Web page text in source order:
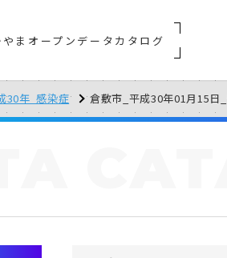
やまオープンデータカタログ
30年_感染症 倉敷市_平成30年01月15日